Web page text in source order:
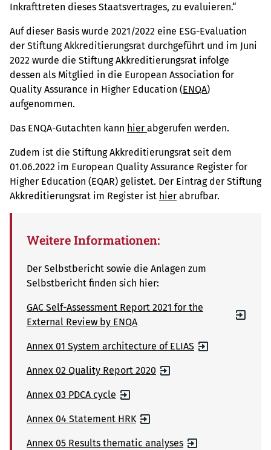
Inkrafttreten dieses Staatsvertrages, zu evaluieren.“
Auf dieser Basis wurde 2021/2022 eine ESG-Evaluation
der Stiftung Akkreditierungsrat durchgeführt und im Juni
2022 wurde die Stiftung Akkreditierungsrat infolge
dessen als Mitglied in die European Association for
Quality Assurance in Higher Education (ENQA)
aufgenommen.
Das ENQA-Gutachten kann hier abgerufen werden.
Zudem ist die Stiftung Akkreditierungsrat seit dem
01.06.2022 im European Quality Assurance Register for
Higher Education (EQAR) gelistet. Der Eintrag der Stiftung
Akkreditierungsrat im Register ist hier abrufbar.
Weitere Informationen:
Der Selbstbericht sowie die Anlagen zum
Selbstbericht finden sich hier:
GAC Self-Assessment Report 2021 for the
External Review by ENQA
Annex 01 System architecture of ELIAS
Annex 02 Quality Report 2020
Annex 03 PDCA cycle
Annex 04 Statement HRK
Annex 05 Results thematic analyses